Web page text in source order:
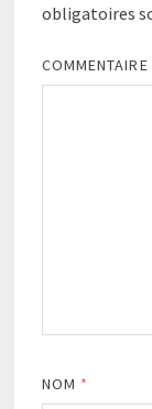
obligatoires
COMMENTAIRE
NOM *